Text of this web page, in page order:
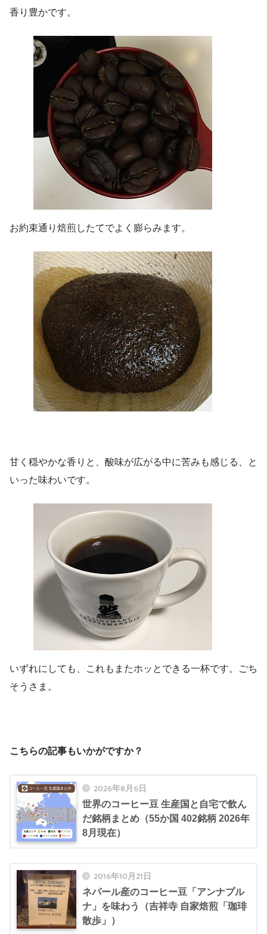
香り豊かです。
お約束通り焙煎したてでよく膨らみます。
甘く穏やかな香りと、酸味が広がる中に苦みも感じる、と
いった味わいです。
いずれにしても、これもまたホッとできる一杯です。ごち
そうさま。
こちらの記事もいかがですか？
2026年8月6日
世界のコーヒー豆 生産国と自宅で飲ん
だ銘柄まとめ（55か国 402銘柄 2026年
8月現在）
2016年10月21日
ネパール産のコーヒー豆「アンナプル
ナ」を味わう（吉祥寺 自家焙煎「珈琲
散歩」）